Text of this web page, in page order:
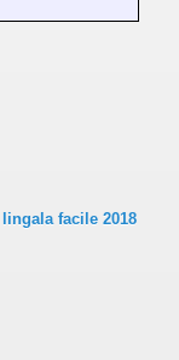
lingala facile 2018